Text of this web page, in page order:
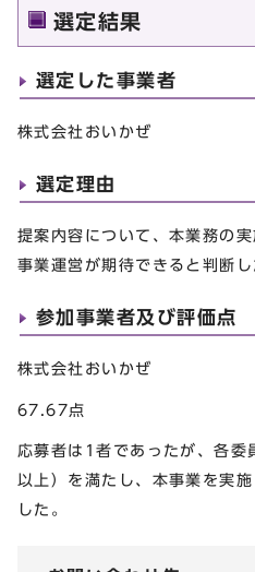
選定結果
選定した事業者
株式会社おいかぜ
選定理由
提案内容について、本業務の
事業運営が期待できると判断し
参加事業者及び評価点
株式会社おいかぜ
67.67点
応募者は1者であったが、各
以上）を満たし、本事業を実
した。